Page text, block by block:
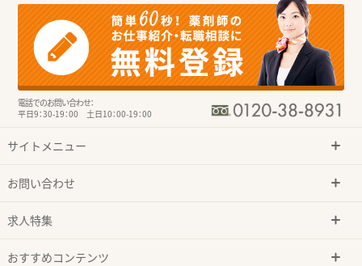
電話でのお問い合わせ：
平日9：30-19：00 土日10：00-19：00
サイトメニュー
お問い合わせ
求人特集
おすすめコンテンツ